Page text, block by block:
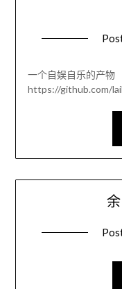
一个自娱自乐的产物
https://github.com/